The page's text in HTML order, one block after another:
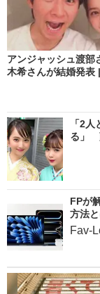
アンジャッシュ渡部
木希さんが結婚発表
「2
る」
FPが
方法
Fav-